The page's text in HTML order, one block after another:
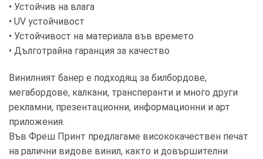
• Устойчив на влага
• UV устойчивост
• Устойчивост на материала във времето
• Дълготрайна гаранция за качество
Винилният банер е подходящ за билбордове,
мегабордове, калкани, трансперанти и много други
рекламни, презентационни, информационни и арт
приложения.
Във Фреш Принт предлагаме висококачествен печат
на ралични видове винил, както и довършителни